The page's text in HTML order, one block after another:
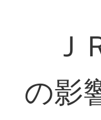
Ｊ
の影